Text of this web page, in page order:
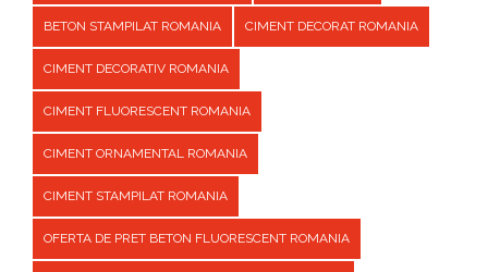
BETON STAMPILAT ROMANIA CIMENT DECORAT ROMANIA
CIMENT DECORATIV ROMANIA
CIMENT FLUORESCENT ROMANIA
CIMENT ORNAMENTAL ROMANIA
CIMENT STAMPILAT ROMANIA
OFERTA DE PRET BETON FLUORESCENT ROMANIA